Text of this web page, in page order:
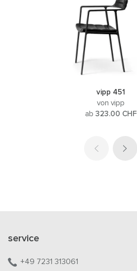
vipp 451
von vipp
ab 323.00 CHF
service
+49 7231 313061